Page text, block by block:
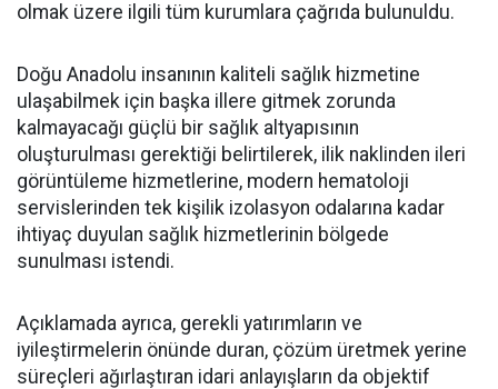
olmak üzere ilgili tüm kurumlara çağrıda bulunuldu.
Doğu Anadolu insanının kaliteli sağlık hizmetine
ulaşabilmek için başka illere gitmek zorunda
kalmayacağı güçlü bir sağlık altyapısının
oluşturulması gerektiği belirtilerek, ilik naklinden ileri
görüntüleme hizmetlerine, modern hematoloji
servislerinden tek kişilik izolasyon odalarına kadar
ihtiyaç duyulan sağlık hizmetlerinin bölgede
sunulması istendi.
Açıklamada ayrıca, gerekli yatırımların ve
iyileştirmelerin önünde duran, çözüm üretmek yerine
süreçleri ağırlaştıran idari anlayışların da objektif